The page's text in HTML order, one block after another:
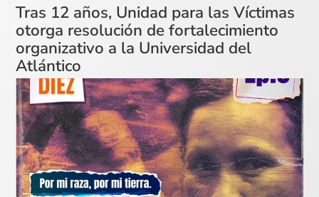
Tras 12 años, Unidad para las Víctimas
otorga resolución de fortalecimiento
organizativo a la Universidad del
Atlántico